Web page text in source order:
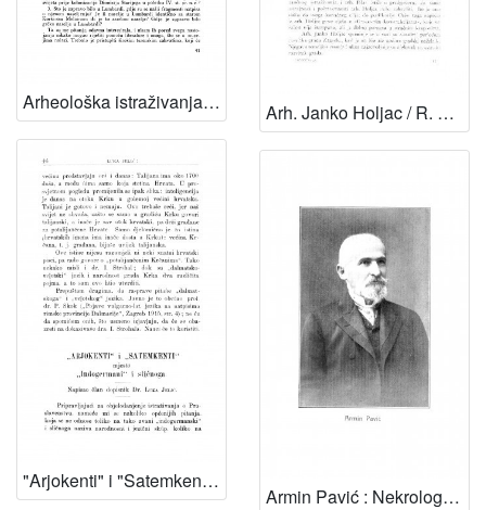
Arheološka istraživanja na otocima Korčuli i Hvaru u 1951. i 1952. godini / G. Novak Arh. Janko Holjac / R. Frangeš Mihanović
"Arjokenti" i "Satemkenti" mjesto "Indogermani" i sličnoga / L. Jelić
Armin Pavić : Nekrolog. / Đ. Körbler